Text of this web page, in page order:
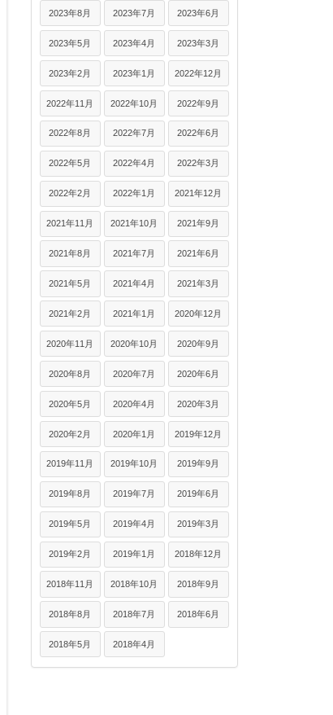
2023年8月 2023年7月 2023年6月
2023年5月 2023年4月 2023年3月
2023年2月 2023年1月 2022年12月
2022年11月 2022年10月 2022年9月
2022年8月 2022年7月 2022年6月
2022年5月 2022年4月 2022年3月
2022年2月 2022年1月 2021年12月
2021年11月 2021年10月 2021年9月
2021年8月 2021年7月 2021年6月
2021年5月 2021年4月 2021年3月
2021年2月 2021年1月 2020年12月
2020年11月 2020年10月 2020年9月
2020年8月 2020年7月 2020年6月
2020年5月 2020年4月 2020年3月
2020年2月 2020年1月 2019年12月
2019年11月 2019年10月 2019年9月
2019年8月 2019年7月 2019年6月
2019年5月 2019年4月 2019年3月
2019年2月 2019年1月 2018年12月
2018年11月 2018年10月 2018年9月
2018年8月 2018年7月 2018年6月
2018年5月 2018年4月